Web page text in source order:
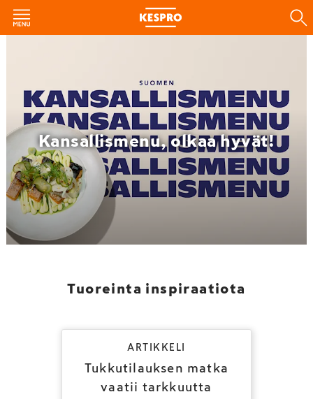
Kansallismenu, olkaa hyvät!
Tuoreinta inspiraatiota
ARTIKKELI
Tukkutilauksen matka
vaatii tarkkuutta